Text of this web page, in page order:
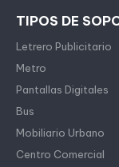
TIPOS DE
Letrero Publicitario
Metro
Pantallas Digitales
Bus
Mobiliario Urbano
Centro Comercial